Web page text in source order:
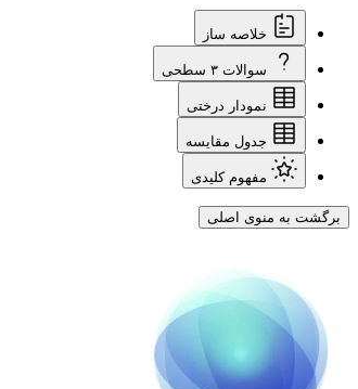
خلاصه ساز
سوالات ۳ سطحی
نمودار درختی
جدول مقایسه
مفهوم کلیدی
برگشت به منوی اصلی